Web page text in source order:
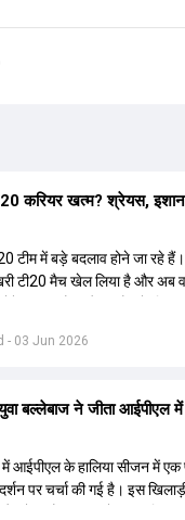
- 03 Jun 2026
करियर खत्म? श्रेयस,
टीम में बड़े बदलाव होने जा रहे
टी20 मैच खेल लिया है और अब
है। इस रेस में श्रेयस अय्यर
वर्मा भी कप्तानी के दावेदार
पहली पसंद होंगे। इसके अलावा
वर्ल्ड कप और 2028 ओलंपिक के
युवा बल्लेबाज ने जीता आईपीएल
में आईपीएल के हालिया सीजन में एक
पर चर्चा की गई है। इस